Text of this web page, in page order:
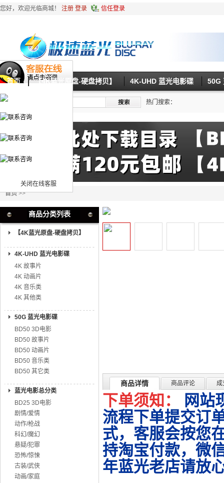
关闭在线客服
您好，欢迎光临商城！ 注册 登录 信任登录
首页 【4K蓝光原盘-硬盘拷贝】 4K-UHD 蓝光电影碟 50G
热门搜索：
首页>>
商品分类列表
【4K蓝光原盘-硬盘拷贝】
4K-UHD 蓝光电影碟
4K 故事片
4K 动画片
4K 音乐类
4K 其他类
50G 蓝光电影碟
BD50 3D电影
BD50 故事片
BD50 动画片
BD50 音乐类
BD50 其它类
蓝光电影总分类
BD25 3D电影
剧情/爱情
动作/枪战
科幻/魔幻
悬疑/犯罪
恐怖/惊悚
古装/武侠
动画/家庭
商品详情 商品评论 成
下单须知：
网站
流程下单提交订
式，客服会按您
持淘宝付款，微
年蓝光老店请放